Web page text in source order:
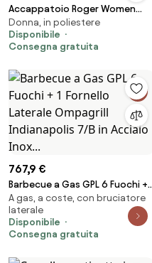
Accappatoio Roger Women
Navy Red L
Donna, in poliestere
Disponibile
Consegna gratuita
767,9 €
Barbecue a Gas GPL 6 Fuochi + 1
Fornello Laterale Ompagrill
Indianapolis 7/B in Acciaio Inox...
A gas, a coste, con bruciatore
laterale
Disponibile
Consegna gratuita